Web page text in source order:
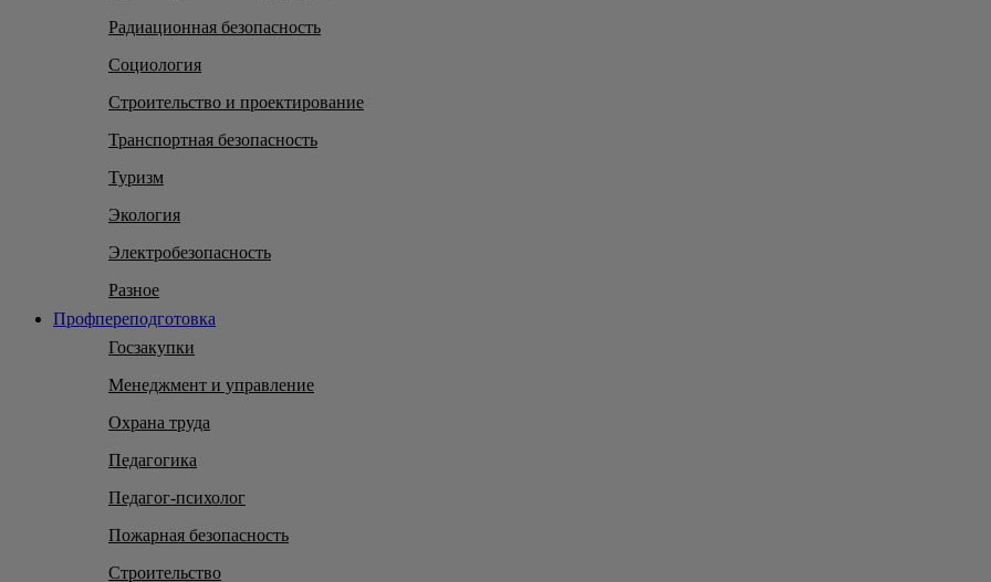
Радиационная безопасность
Социология
Строительство и проектирование
Транспортная безопасность
Туризм
Экология
Электробезопасность
Разное
Профпереподготовка
Госзакупки
Менеджмент и управление
Охрана труда
Педагогика
Педагог-психолог
Пожарная безопасность
Строительство